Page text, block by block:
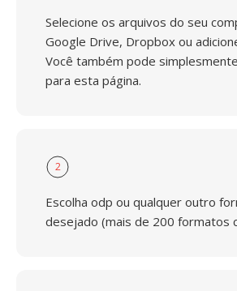
Selecione os arquivos do seu
Google Drive, Dropbox ou
Você também pode
para esta página.
2
Escolha odp ou qualquer outro
desejado (mais de 200 formatos